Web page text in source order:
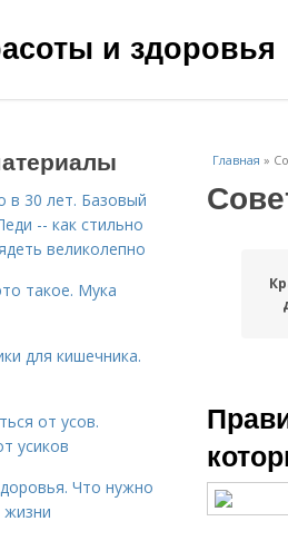
и здоровья
Главная »
в 30 лет. Базовый
-- как стильно
великолепно
такое. Мука
для кишечника.
от усов.
усиков
Что нужно
жизни